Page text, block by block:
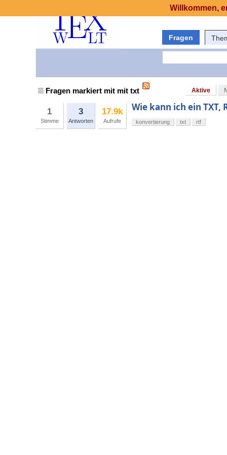
Fragen
Fragen markiert mit mit txt Aktive
1
Stimme
3
Antworten
17.9k
Aufrufe
Wie kann ich ein TXT,
konvertierung txt rtf
Willkommen,